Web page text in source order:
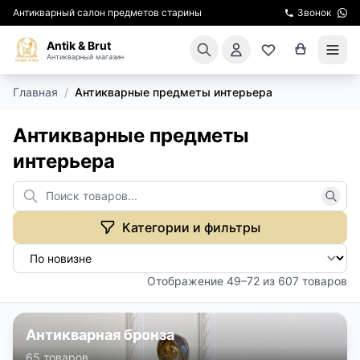
Антикварный салон предметов старины Звонок
Antik & Brut
Антикварный магазин
АРЕНДА МЕБЕЛИ
ПОДАРКИ
КИНОСЪЕМКА
ЭКСКУРСИИ
КУРСЫ ПО РЕСТАВРАЦИИ
Главная / Антикварные предметы интерьера
Антикварные предметы
интерьера
Категории и фильтры
Отображение 49–72 из 607 товаров
Антикварная бронза
65 товаров